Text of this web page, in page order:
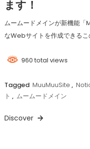
ます！
ムームードメインが新機能
なWebサイトを作成できる
960 total views
Tagged MuuMuuSite ,
ト , ムームードメイン
Discover